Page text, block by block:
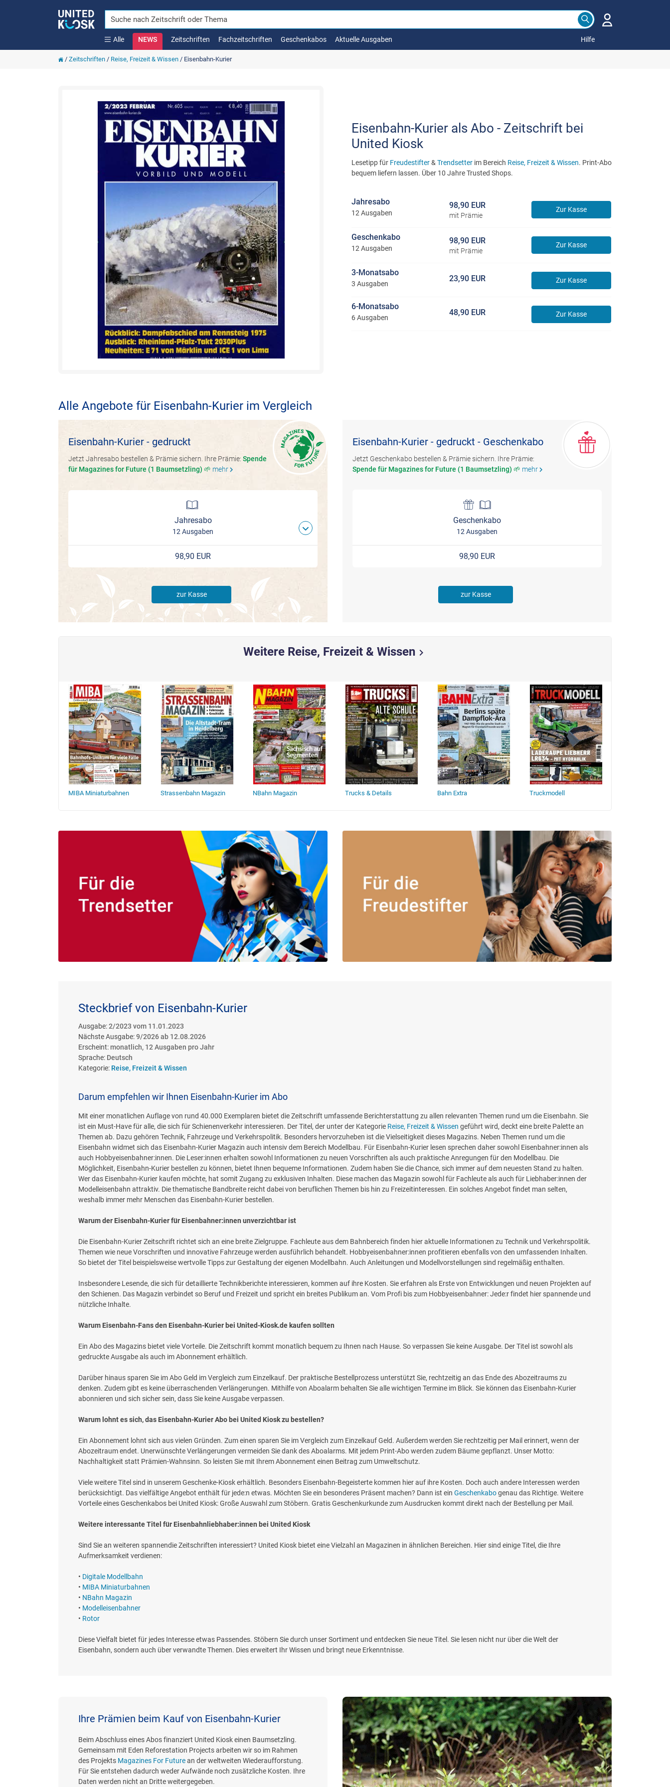
Alle NEWS Zeitschriften Fachzeitschriften Geschenkabos Aktuelle Ausgaben Hilfe
/ Zeitschriften/ Reise, Freizeit & Wissen/ Eisenbahn-Kurier
Eisenbahn-Kurier als Abo - Zeitschrift bei
United Kiosk
Lesetipp für Freudestifter& Trendsetterim Bereich Reise, Freizeit & Wissen. Print-Abo
bequem liefern lassen. Über 10 Jahre Trusted Shops.
Jahresabo
12 Ausgaben Zur Kasse
98,90 EUR
mit Prämie
Geschenkabo
12 Ausgaben Zur Kasse
98,90 EUR
mit Prämie
3-Monatsabo
3 Ausgaben Zur Kasse
23,90 EUR
6-Monatsabo
6 Ausgaben Zur Kasse
48,90 EUR
Alle Angebote für Eisenbahn-Kurier im Vergleich
Eisenbahn-Kurier - gedruckt
Jetzt Jahresabo bestellen & Prämie sichern. Ihre Prämie: Spende
für Magazines for Future (1 Baumsetzling) 🌱 mehrchevron_right
Jahresabo
12 Ausgaben
98,90 EUR
zur Kasse
Eisenbahn-Kurier - gedruckt - Geschenkabo
Jetzt Geschenkabo bestellen & Prämie sichern. Ihre Prämie:
Spende für Magazines for Future (1 Baumsetzling) 🌱 mehrchevron_right
Geschenkabo
12 Ausgaben
98,90 EUR
zur Kasse
Weitere Reise, Freizeit & Wissenchevron_right
MIBA Miniaturbahnen Strassenbahn Magazin NBahn Magazin Trucks & Details Bahn Extra Truckmodell
Steckbrief von Eisenbahn-Kurier
Ausgabe:2/2023 vom 11.01.2023
Nächste Ausgabe:9/2026 ab 12.08.2026
Erscheint: monatlich, 12 Ausgaben pro Jahr
Sprache: Deutsch
Kategorie: Reise, Freizeit & Wissen
Darum empfehlen wir Ihnen Eisenbahn-Kurier im Abo
Mit einer monatlichen Auflage von rund 40.000 Exemplaren bietet die Zeitschrift umfassende Berichterstattung zu allen relevanten Themen rund um die Eisenbahn. Sie
ist ein Must-Have für alle, die sich für Schienenverkehr interessieren. Der Titel, der unter der Kategorie Reise, Freizeit & Wissen geführt wird, deckt eine breite Palette an
Themen ab. Dazu gehören Technik, Fahrzeuge und Verkehrspolitik. Besonders hervorzuheben ist die Vielseitigkeit dieses Magazins. Neben Themen rund um die
Eisenbahn widmet sich das Eisenbahn-Kurier Magazin auch intensiv dem Bereich Modellbau. Für Eisenbahn-Kurier lesen sprechen daher sowohl Eisenbahner:innen als
auch Hobbyeisenbahner:innen. Die Leser:innen erhalten sowohl Informationen zu neuen Vorschriften als auch praktische Anregungen für den Modellbau. Die
Möglichkeit, Eisenbahn-Kurier bestellen zu können, bietet Ihnen bequeme Informationen. Zudem haben Sie die Chance, sich immer auf dem neuesten Stand zu halten.
Wer das Eisenbahn-Kurier kaufen möchte, hat somit Zugang zu exklusiven Inhalten. Diese machen das Magazin sowohl für Fachleute als auch für Liebhaber:innen der
Modelleisenbahn attraktiv. Die thematische Bandbreite reicht dabei von beruflichen Themen bis hin zu Freizeitinteressen. Ein solches Angebot findet man selten,
weshalb immer mehr Menschen das Eisenbahn-Kurier bestellen.
Warum der Eisenbahn-Kurier für Eisenbahner:innen unverzichtbar ist
Die Eisenbahn-Kurier Zeitschrift richtet sich an eine breite Zielgruppe. Fachleute aus dem Bahnbereich finden hier aktuelle Informationen zu Technik und Verkehrspolitik.
Themen wie neue Vorschriften und innovative Fahrzeuge werden ausführlich behandelt. Hobbyeisenbahner:innen profitieren ebenfalls von den umfassenden Inhalten.
So bietet der Titel beispielsweise wertvolle Tipps zur Gestaltung der eigenen Modellbahn. Auch Anleitungen und Modellvorstellungen sind regelmäßig enthalten.
Insbesondere Lesende, die sich für detaillierte Technikberichte interessieren, kommen auf ihre Kosten. Sie erfahren als Erste von Entwicklungen und neuen Projekten auf
den Schienen. Das Magazin verbindet so Beruf und Freizeit und spricht ein breites Publikum an. Vom Profi bis zum Hobbyeisenbahner: Jede:r findet hier spannende und
nützliche Inhalte.
Warum Eisenbahn-Fans den Eisenbahn-Kurier bei United-Kiosk.de kaufen sollten
Ein Abo des Magazins bietet viele Vorteile. Die Zeitschrift kommt monatlich bequem zu Ihnen nach Hause. So verpassen Sie keine Ausgabe. Der Titel ist sowohl als
gedruckte Ausgabe als auch im Abonnement erhältlich.
Darüber hinaus sparen Sie im Abo Geld im Vergleich zum Einzelkauf. Der praktische Bestellprozess unterstützt Sie, rechtzeitig an das Ende des Abozeitraums zu
denken. Zudem gibt es keine überraschenden Verlängerungen. Mithilfe von Aboalarm behalten Sie alle wichtigen Termine im Blick. Sie können das Eisenbahn-Kurier
abonnieren und sich sicher sein, dass Sie keine Ausgabe verpassen.
Warum lohnt es sich, das Eisenbahn-Kurier Abo bei United Kiosk zu bestellen?
Ein Abonnement lohnt sich aus vielen Gründen. Zum einen sparen Sie im Vergleich zum Einzelkauf Geld. Außerdem werden Sie rechtzeitig per Mail erinnert, wenn der
Abozeitraum endet. Unerwünschte Verlängerungen vermeiden Sie dank des Aboalarms. Mit jedem Print-Abo werden zudem Bäume gepflanzt. Unser Motto:
Nachhaltigkeit statt Prämien-Wahnsinn. So leisten Sie mit Ihrem Abonnement einen Beitrag zum Umweltschutz.
Viele weitere Titel sind in unserem Geschenke-Kiosk erhältlich. Besonders Eisenbahn-Begeisterte kommen hier auf ihre Kosten. Doch auch andere Interessen werden
berücksichtigt. Das vielfältige Angebot enthält für jede:n etwas. Möchten Sie ein besonderes Präsent machen? Dann ist ein Geschenkabogenau das Richtige. Weitere
Vorteile eines Geschenkabos bei United Kiosk: Große Auswahl zum Stöbern. Gratis Geschenkurkunde zum Ausdrucken kommt direkt nach der Bestellung per Mail.
Weitere interessante Titel für Eisenbahnliebhaber:innen bei United Kiosk
Sind Sie an weiteren spannendie Zeitschriften interessiert? United Kiosk bietet eine Vielzahl an Magazinen in ähnlichen Bereichen. Hier sind einige Titel, die Ihre
Aufmerksamkeit verdienen:
• Digitale Modellbahn
• MIBA Miniaturbahnen
• NBahn Magazin
• Modelleisenbahner
• Rotor
Diese Vielfalt bietet für jedes Interesse etwas Passendes. Stöbern Sie durch unser Sortiment und entdecken Sie neue Titel. Sie lesen nicht nur über die Welt der
Eisenbahn, sondern auch über verwandte Themen. Dies erweitert Ihr Wissen und bringt neue Erkenntnisse.
Ihre Prämien beim Kauf von Eisenbahn-Kurier
Beim Abschluss eines Abos finanziert United Kiosk einen Baumsetzling.
Gemeinsam mit Eden Reforestation Projects arbeiten wir so im Rahmen
des Projekts Magazines For Futurean der weltweiten Wiederaufforstung.
Für Sie entstehen dadurch weder Aufwände noch zusätzliche Kosten. Ihre
Daten werden nicht an Dritte weitergegeben.